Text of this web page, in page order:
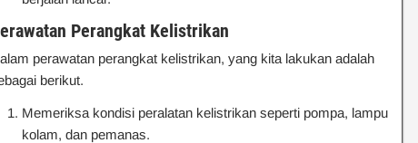
Perangkat Kelistrikan
perawatan perangkat kelistrikan, yang kita lakukan adalah
berikut.
Memeriksa kondisi peralatan kelistrikan seperti pompa, lampu
kolam, dan pemanas.